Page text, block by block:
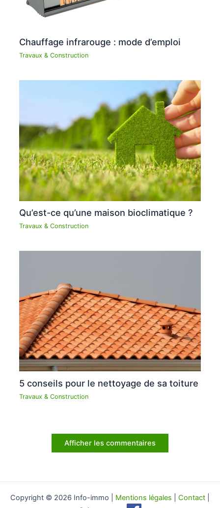
Chauffage infrarouge : mode d’emploi
Travaux & Construction
Qu’est-ce qu’une maison bioclimatique ?
Travaux & Construction
5 conseils pour le nettoyage de sa toiture
Travaux & Construction
Afficher les commentaires
Copyright © 2026 Info-immo | Mentions légales Contact